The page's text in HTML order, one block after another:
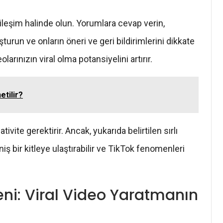
halinde olun. Yorumlara cevap verin,
ve onların öneri ve geri bildirimlerini dikkate
viral olma potansiyelini artırır.
gerektirir. Ancak, yukarıda belirtilen sırlı
bir kitleye ulaştırabilir ve TikTok fenomenleri
Viral Video Yaratmanın